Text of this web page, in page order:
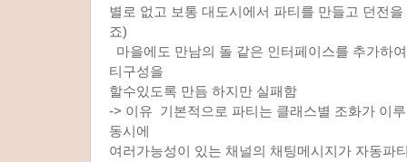
별로 없고 보통 대도시에서 파티를 만들고 던전
죠)
마을에도 만남의 돌 같은 인터페이스를 추가하
티구성을
할수있도록 만듬 하지만 실패함
-> 이유 기본적으로 파티는 클래스별 조화가 이
동시에
여러가능성이 있는 채널의 채팅메시지가 자동파